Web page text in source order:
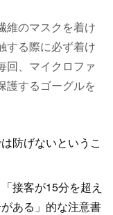
維のマスクを着け
する際に必ず着け
回、マイクロファ
護するゴーグルを
防げないというこ
接客が15分を超え
ある」的な注意書